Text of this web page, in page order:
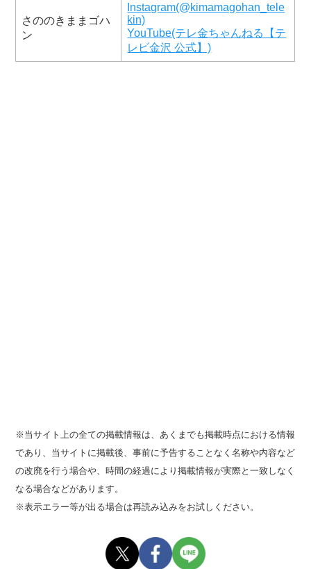
さののきままゴハ
ン
Instagram(@kimamagohan_tele
kin)
YouTube(テレ金ちゃんねる【テ
レビ金沢 公式】)
※当サイト上の全ての掲載情報は、あくまでも掲載時点における情報
であり、当サイトに掲載後、事前に予告することなく名称や内容など
の改廃を行う場合や、時間の経過により掲載情報が実際と一致しなく
なる場合などがあります。
※表示エラー等が出る場合は再読み込みをお試しください。